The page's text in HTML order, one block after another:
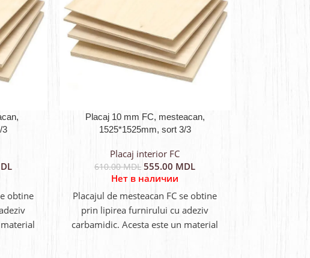
3
obtine
Placaj 10 mm FC, mesteacan,
1525*1525mm, sort 3/3
Placaj interior FC
610.00MDL 555.00 MDL
Нет в наличии
Placajul de mesteacan FC se obtine
prin lipirea furnirului cu adeziv
carbamidic. Acesta este un material